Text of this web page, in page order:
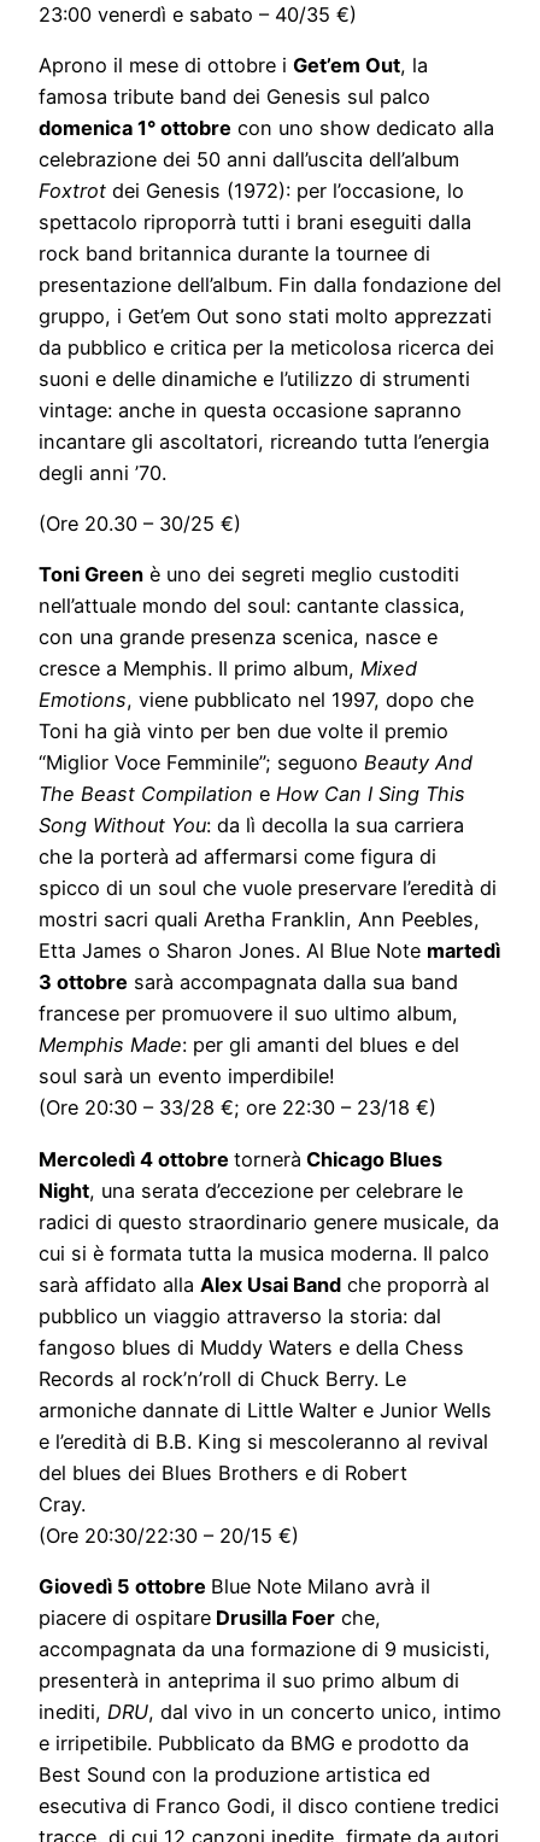
23:00 venerdì e sabato – 40/35 €)
Aprono il mese di ottobre i Get’em Out, la
famosa tribute band dei Genesis sul palco
domenica 1° ottobre con uno show dedicato alla
celebrazione dei 50 anni dall’uscita dell’album
Foxtrot dei Genesis (1972): per l’occasione, lo
spettacolo riproporrà tutti i brani eseguiti dalla
rock band britannica durante la tournee di
presentazione dell’album. Fin dalla fondazione del
gruppo, i Get’em Out sono stati molto apprezzati
da pubblico e critica per la meticolosa ricerca dei
suoni e delle dinamiche e l’utilizzo di strumenti
vintage: anche in questa occasione sapranno
incantare gli ascoltatori, ricreando tutta l’energia
degli anni ’70.
(Ore 20.30 – 30/25 €)
Toni Green è uno dei segreti meglio custoditi
nell’attuale mondo del soul: cantante classica,
con una grande presenza scenica, nasce e
cresce a Memphis. Il primo album, Mixed
Emotions, viene pubblicato nel 1997, dopo che
Toni ha già vinto per ben due volte il premio
“Miglior Voce Femminile”; seguono Beauty And
The Beast Compilation e How Can I Sing This
Song Without You: da lì decolla la sua carriera
che la porterà ad affermarsi come figura di
spicco di un soul che vuole preservare l’eredità di
mostri sacri quali Aretha Franklin, Ann Peebles,
Etta James o Sharon Jones. Al Blue Note martedì
3 ottobre sarà accompagnata dalla sua band
francese per promuovere il suo ultimo album,
Memphis Made: per gli amanti del blues e del
soul sarà un evento imperdibile!
(Ore 20:30 – 33/28 €; ore 22:30 – 23/18 €)
Mercoledì 4 ottobre tornerà Chicago Blues
Night, una serata d’eccezione per celebrare le
radici di questo straordinario genere musicale, da
cui si è formata tutta la musica moderna. Il palco
sarà affidato alla Alex Usai Band che proporrà al
pubblico un viaggio attraverso la storia: dal
fangoso blues di Muddy Waters e della Chess
Records al rock’n’roll di Chuck Berry. Le
armoniche dannate di Little Walter e Junior Wells
e l’eredità di B.B. King si mescoleranno al revival
del blues dei Blues Brothers e di Robert
Cray.
(Ore 20:30/22:30 – 20/15 €)
Giovedì 5 ottobre Blue Note Milano avrà il
piacere di ospitare Drusilla Foer che,
accompagnata da una formazione di 9 musicisti,
presenterà in anteprima il suo primo album di
inediti, DRU, dal vivo in un concerto unico, intimo
e irripetibile. Pubblicato da BMG e prodotto da
Best Sound con la produzione artistica ed
esecutiva di Franco Godi, il disco contiene tredici
tracce, di cui 12 canzoni inedite, firmate da autori